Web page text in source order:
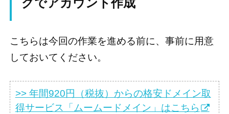
グでアカウント作成
こちらは今回の作業を進める前に、事前に用意
しておいてください。
>> 年間920円（税抜）からの格安ドメイン取
得サービス「ムームードメイン」はこちら